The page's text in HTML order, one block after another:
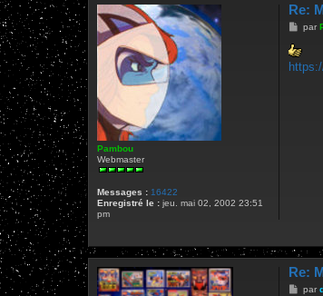
Pambou
Webmaster
Messages : 16422
Enregistré le : jeu. mai 02, 2002 23:51
pm
Re:
M
s
s
a
par
Re:
Mpar